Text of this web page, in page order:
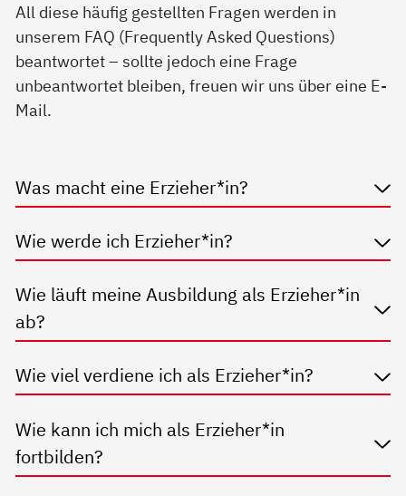
All diese häufig gestellten Fragen werden in
unserem FAQ (Frequently Asked Questions)
beantwortet – sollte jedoch eine Frage
unbeantwortet bleiben, freuen wir uns über eine E-
Mail.
Was macht eine Erzieher*in?
Wie werde ich Erzieher*in?
Wie läuft meine Ausbildung als Erzieher*in
ab?
Wie viel verdiene ich als Erzieher*in?
Wie kann ich mich als Erzieher*in
fortbilden?